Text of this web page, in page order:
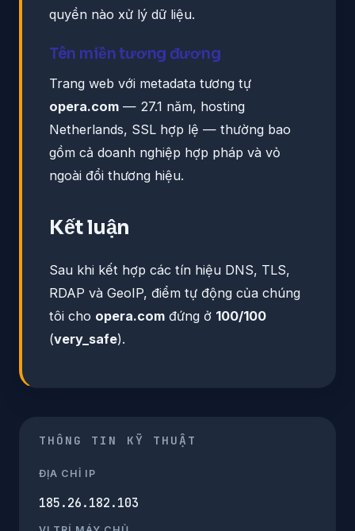
quyền nào xử lý dữ liệu.
Tên miền tương đương
Trang web với metadata tương tự
opera.com — 27.1 năm, hosting
Netherlands, SSL hợp lệ — thường bao
gồm cả doanh nghiệp hợp pháp và vỏ
ngoài đổi thương hiệu.
Kết luận
Sau khi kết hợp các tín hiệu DNS, TLS,
RDAP và GeoIP, điểm tự động của chúng
tôi cho opera.com đứng ở 100/100
(very_safe).
THÔNG TIN KỸ THUẬT
ĐỊA CHỈ IP
185.26.182.103